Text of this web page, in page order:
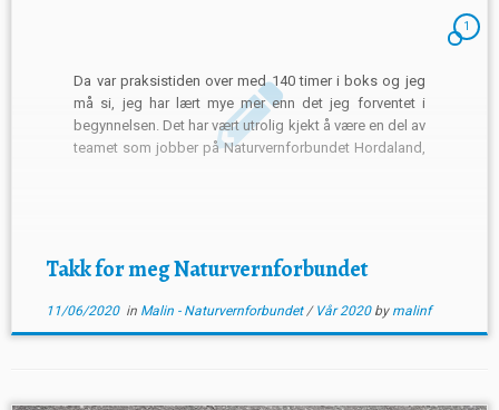
1
Da var praksistiden over med 140 timer i boks og jeg
må si, jeg har lært mye mer enn det jeg forventet i
begynnelsen. Det har vært utrolig kjekt å være en del av
teamet som jobber på Naturvernforbundet Hordaland,
Takk for meg Naturvernforbundet
11/06/2020in Malin - Naturvernforbundet/ Vår 2020 by malinf